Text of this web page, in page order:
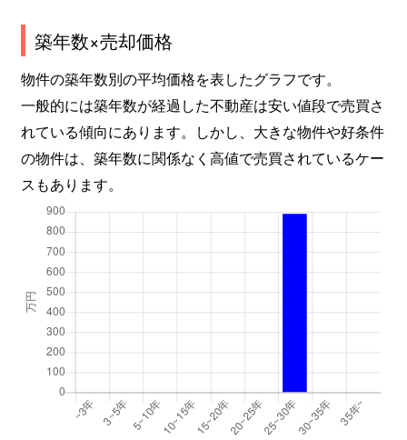
築年数×売却価格
物件の築年数別の平均価格を表したグラフです。
一般的には築年数が経過した不動産は安い値段で売買さ
れている傾向にあります。しかし、大きな物件や好条件
の物件は、築年数に関係なく高値で売買されているケー
スもあります。